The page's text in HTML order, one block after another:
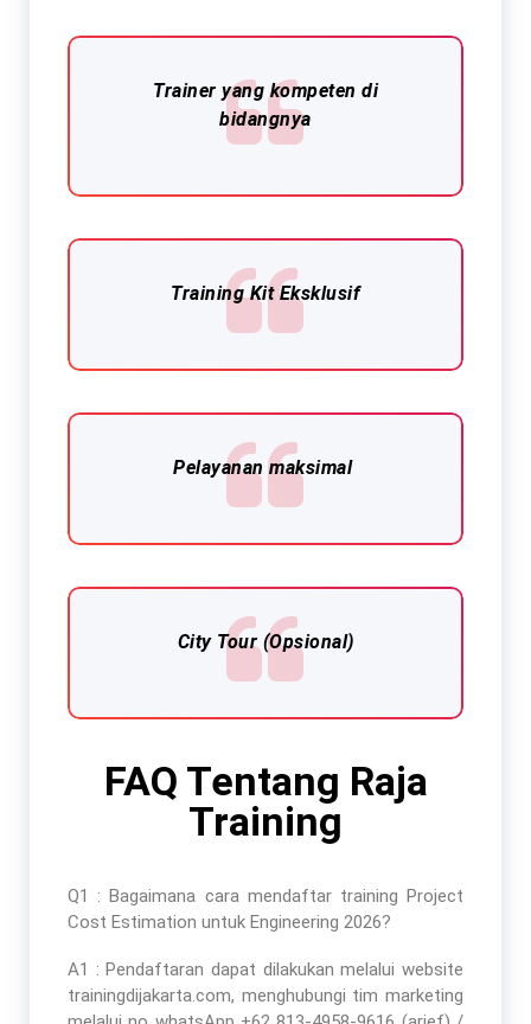
Trainer yang kompeten di
bidangnya
Training Kit Eksklusif​
Pelayanan maksimal
City Tour (Opsional)
FAQ Tentang Raja
Training
Q1 : Bagaimana cara mendaftar training Project
Cost Estimation untuk Engineering 2026?
A1 : Pendaftaran dapat dilakukan melalui website
trainingdijakarta.com, menghubungi tim marketing